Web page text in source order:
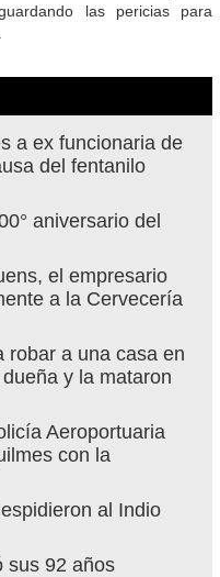
las pericias para
a ex funcionaria de
del fentanilo
aniversario del
el empresario
a la Cervecería
robar a una casa en
y la mataron
Aeroportuaria
con la
al Indio
sus 92 años